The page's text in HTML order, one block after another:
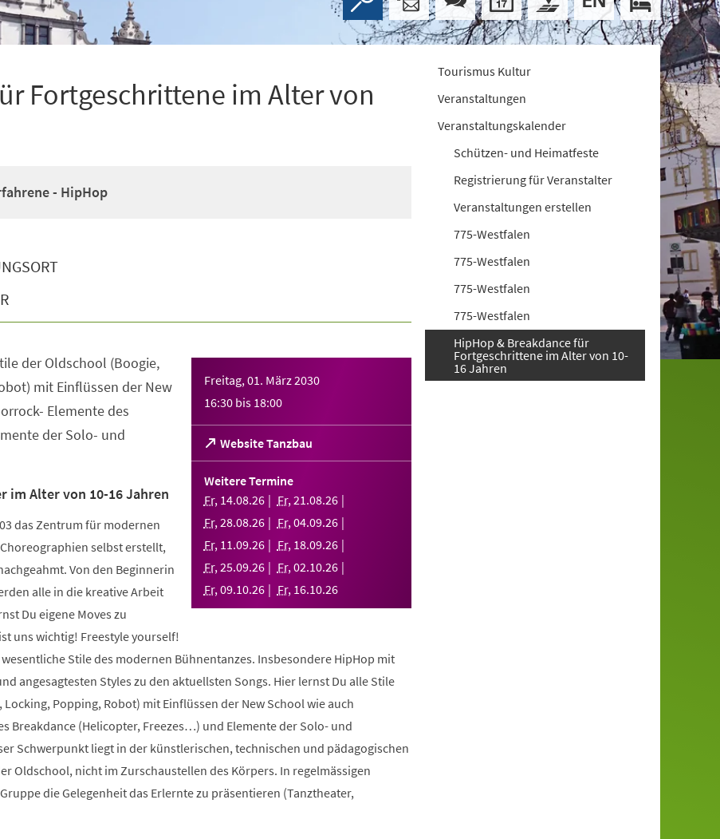
Fortgeschrittene im Alter von
- HipHop
Freitag, 01. März 2030
16:30 bis 18:00
Website Tanzbau
(Öffnet
in
einem
Tab)
Weitere Termine
Fr, 14.08.26 Fr,21.08.26
Fr,28.08.26 Fr,04.09.26
Fr, 11.09.26 Fr, 18.09.26
Fr,25.09.26 Fr,02.10.26
Fr,09.10.26 Fr, 16.10.26
der Oldschool (Boogie,
mit Einflüssen der New
Elemente des
der Solo- und
im Alter von 10-16 Jahren
das Zentrum für modernen
selbst erstellt,
Von den Beginnerin
alle in die kreative Arbeit
Du eigene Moves zu
uns wichtig! Freestyle yourself!
Stile des modernen Bühnentanzes. Insbesondere HipHop mit
angesagtesten Styles zu den aktuellsten Songs. Hier lernst Du alle Stile
Popping, Robot) mit Einflüssen der New School wie auch
Breakdance (Helicopter, Freezes…) und Elemente der Solo- und
Schwerpunkt liegt in der künstlerischen, technischen und pädagogischen
Oldschool, nicht im Zurschaustellen des Körpers. In regelmässigen
die Gelegenheit das Erlernte zu präsentieren (Tanztheater,
Tourismus Kultur
Veranstaltungen
Veranstaltungskalender
Schützen- und Heimatfeste
Registrierung für Veranstalter
Veranstaltungen erstellen
775-Westfalen
775-Westfalen
775-Westfalen
775-Westfalen
HipHop & Breakdance für
Fortgeschrittene im Alter von 10-
16 Jahren